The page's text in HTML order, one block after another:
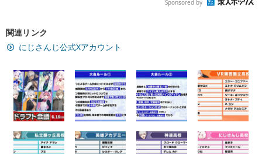
Sponsored by
関連リンク
にじさんじ公式Xアカウント